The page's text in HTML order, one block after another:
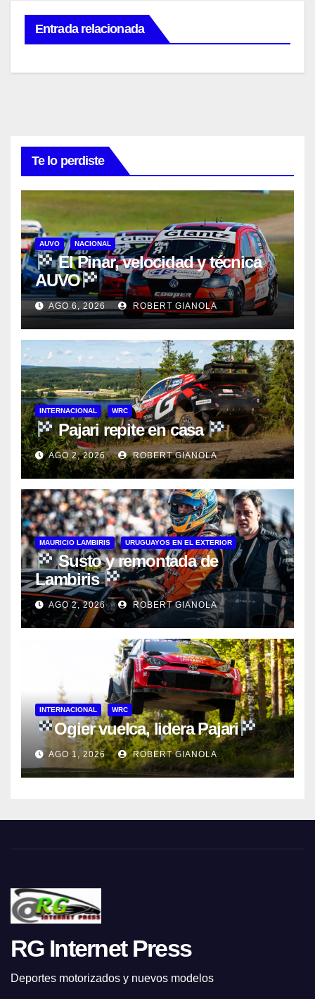
Entrada relacionada
Te lo perdiste
AUVO NACIONAL
El Pinar, velocidad y técnica
AUVO
AGO 6, 2026 ROBERT GIANOLA
INTERNACIONAL WRC
Pajari repite en casa
AGO 2, 2026 ROBERT GIANOLA
MAURICIO LAMBIRIS URUGUAYOS EN EL EXTERIOR
Susto y remontada de
Lambiris
AGO 2, 2026 ROBERT GIANOLA
INTERNACIONAL WRC
Ogier vuelca, lidera Pajari
AGO 1, 2026 ROBERT GIANOLA
RG Internet Press
Deportes motorizados y nuevos modelos